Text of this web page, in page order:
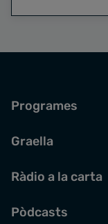
Programes
Graella
Ràdio a la carta
Pòdcasts